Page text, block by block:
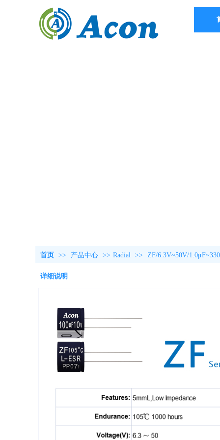
首页 >> 产品中心 >> Radial >> ZF/6.3V~50V/
详细说明